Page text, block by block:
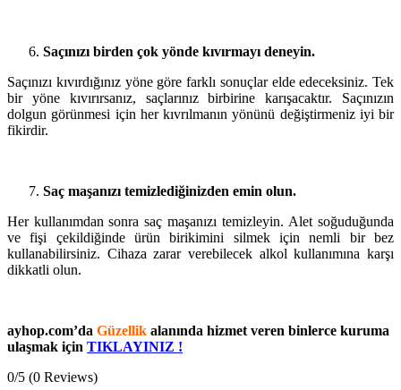
Saçınızı birden çok yönde kıvırmayı deneyin.
Saçınızı kıvırdığınız yöne göre farklı sonuçlar elde edeceksiniz. Tek
bir yöne kıvırırsanız, saçlarınız birbirine karışacaktır. Saçınızın
dolgun görünmesi için her kıvrılmanın yönünü değiştirmeniz iyi bir
fikirdir.
Saç maşanızı temizlediğinizden emin olun.
Her kullanımdan sonra saç maşanızı temizleyin. Alet soğuduğunda
ve fişi çekildiğinde ürün birikimini silmek için nemli bir bez
kullanabilirsiniz. Cihaza zarar verebilecek alkol kullanımına karşı
dikkatli olun.
ayhop.com’da Güzellik alanında hizmet veren binlerce kuruma
ulaşmak için TIKLAYINIZ !
0/5 (0 Reviews)